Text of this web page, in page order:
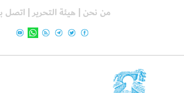
من نحن | هيئة التحرير | اتصل